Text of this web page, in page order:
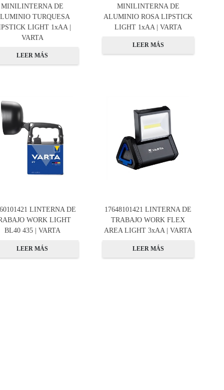
MINILINTERNA DE
TURQUESA
LIGHT 1xAA |
VARTA
LEER MÁS
MINILINTERNA DE
ALUMINIO ROSA LIPSTICK
LIGHT 1xAA | VARTA
LEER MÁS
LINTERNA DE
WORK LIGHT
BL40 435 | VARTA
LEER MÁS
17648101421 LINTERNA DE
TRABAJO WORK FLEX
AREA LIGHT 3xAA | VARTA
LEER MÁS